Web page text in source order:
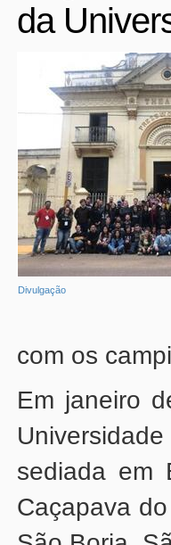
da
Divulgação
com os